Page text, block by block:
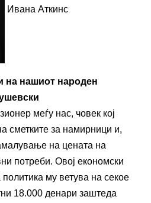
Ивана Аткинс
на нашиот народен
меѓу нас, човек кој
сметките за намирници и,
на цената на
потреби. Овој економски
му ветува на секое
18.000 денари заштеда